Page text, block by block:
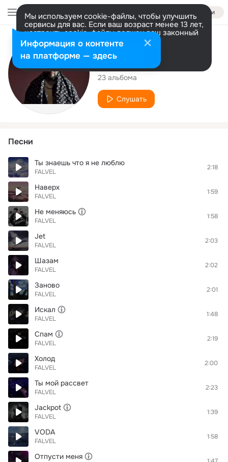
Войти
Мы используем cookie-файлы, чтобы улучшить
сервисы для вас. Если ваш возраст менее 13 лет,
настроить cookie-файлы должен ваш законный
представитель. Больше информации
Разрешить все Настроить
Исполнитель
FALVEL
23 альбома
Слушать
Песни
Ты знаешь что я не люблю
FALVEL
2:18
Наверх
FALVEL
1:59
Не меняюсь
FALVEL
1:58
Jet
FALVEL
2:03
Шазам
FALVEL
2:02
Заново
FALVEL
2:01
Искал
FALVEL
1:48
Спам
FALVEL
2:19
Холод
FALVEL
2:00
Ты мой рассвет
FALVEL
2:23
Jackpot
FALVEL
1:39
VODA
FALVEL
1:58
Отпусти меня
Информация о контенте
на платформе — здесь